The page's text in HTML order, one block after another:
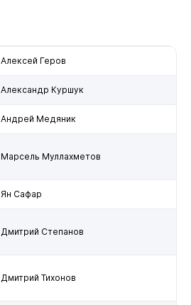
Алексей Геров
Александр Куршук
Андрей Медяник
Марсель Муллахметов
Ян Сафар
Дмитрий Степанов
Дмитрий Тихонов